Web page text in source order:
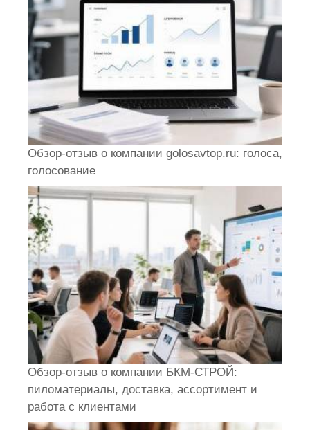
Обзор-отзыв о компании golosavtop.ru: голоса,
голосование
Обзор-отзыв о компании БКМ-СТРОЙ:
пиломатериалы, доставка, ассортимент и
работа с клиентами